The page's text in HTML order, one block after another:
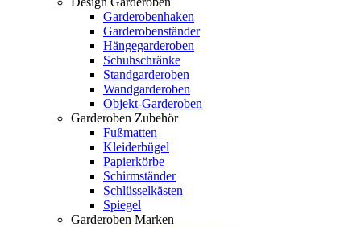
Garderobenhaken
Garderobenständer
Hängegarderoben
Schuhschränke
Standgarderoben
Wandgarderoben
Objekt-Garderoben
Garderoben Zubehör
Fußmatten
Kleiderbügel
Papierkörbe
Schirmständer
Schlüsselkästen
Spiegel
Garderoben Marken